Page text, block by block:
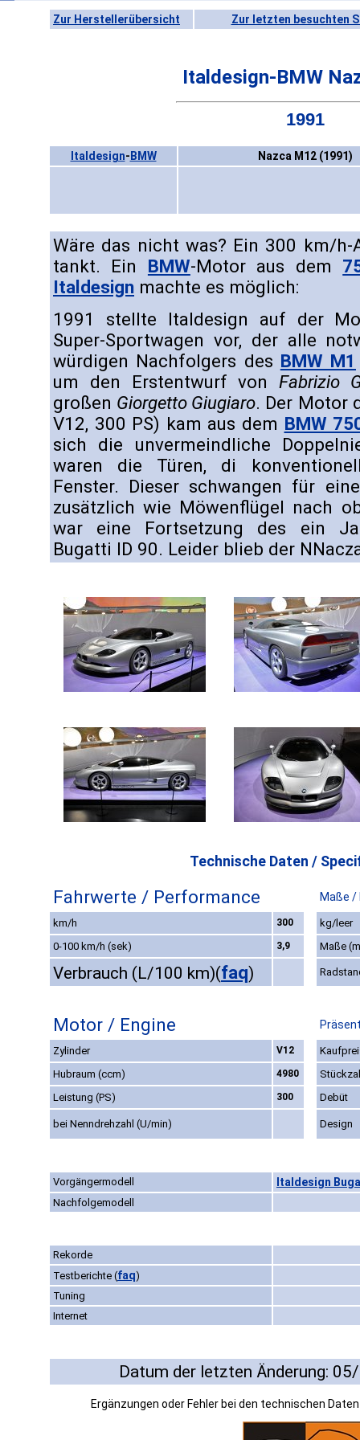
Zur Herstellerübersicht Zur letzten besuchten
Italdesign-BMW
1991
Italdesign- BMW Nazca M12 (1991)
Wäre das nicht was? Ein 300 km/h-
tankt. Ein BMW-Motor aus dem
Italdesign machte es möglich:
1991 stellte Italdesign auf der
Super-Sportwagen vor, der alle
würdigen Nachfolgers des BMW M1
um den Erstentwurf von Fabrizio
großen Giorgetto Giugiaro. Der Motor
V12, 300 PS) kam aus dem BMW
sich die unvermeindliche
waren die Türen, di
Fenster. Dieser schwangen für
zusätzlich wie Möwenflügel nach
war eine Fortsetzung des ein
Bugatti ID 90. Leider blieb der
Technische Daten /
Fahrwerte / Performance Maße /
km/h 300
kg/leer
0-100 km/h (sek)
3,9 Maße
Verbrauch (L/100 km)(faq)
Motor / Engine
Zylinder V12
Hubraum (ccm)
4980
Leistung (PS)
300 Debüt
bei Nenndrehzahl (U/min) Design
Vorgängermodell Italdesign
Nachfolgemodell
Rekorde
Testberichte (faq)
Tuning
Internet
Datum der letzten Änderung:
Ergänzungen oder Fehler bei den technischen